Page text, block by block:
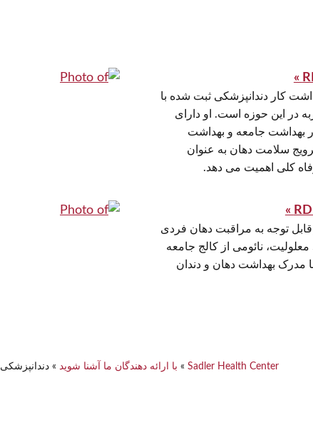
کار دندانپزشکی ثبت شده با
تجربه در این حوزه است. او دارای
بهداشت جامعه و بهداشت
سلامت دهان به عنوان
کلی اهمیت می دهد.
توجه به مراقبت دهان فردی
معلولیت، نائومی از کالج جامعه
مدرک بهداشت دهان و دندان
Sadler Health Center
» با ارائه دهندگان ما آشنا شوید »دندانپزشکی